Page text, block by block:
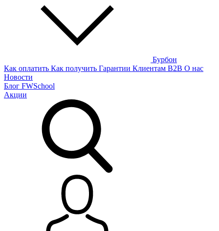
Бурбон
Как оплатить Как получить Гарантии Клиентам B2B О нас
Новости
Блог FWSchool
Акции